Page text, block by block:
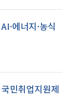
에너지·농식
민취업지원제